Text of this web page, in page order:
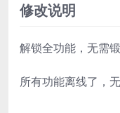
修改说明
解锁全功能，无需
所有功能离线了，